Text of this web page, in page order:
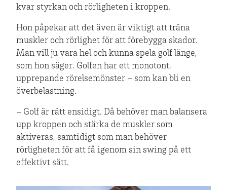
kvar styrkan och rörligheten i kroppen.
Hon påpekar att det även är viktigt att träna
muskler och rörlighet för att förebygga skador.
Man vill ju vara hel och kunna spela golf länge,
som hon säger. Golfen har ett monotont,
upprepande rörelsemönster – som kan bli en
överbelastning.
– Golf är rätt ensidigt. Då behöver man balansera
upp kroppen och stärka de muskler som
aktiveras, samtidigt som man behöver
rörligheten för att få igenom sin swing på ett
effektivt sätt.